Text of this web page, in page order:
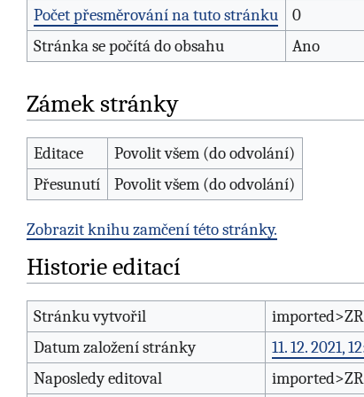
Počet přesměrování na tuto stránku
0
Stránka se počítá do obsahu
Ano
Zámek stránky
Editace
Povolit všem (do odvolání)
Přesunutí
Povolit všem (do odvolání)
Zobrazit knihu zamčení této stránky.
Historie editací
Stránku vytvořil
Datum založení stránky
11. 12. 2021,
Naposledy editoval